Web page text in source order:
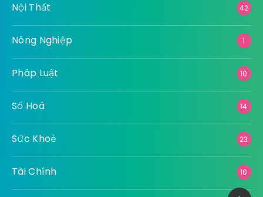
Nội Thất 42
Nông Nghiệp 1
Pháp Luật 10
Số Hoá 14
Sức Khoẻ 23
Tài Chính 10